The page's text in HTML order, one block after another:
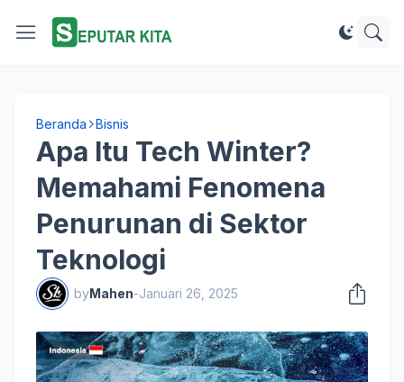
Beranda Bisnis
Apa Itu Tech Winter?
Memahami Fenomena
Penurunan di Sektor
Teknologi
byMahen-Januari 26, 2025